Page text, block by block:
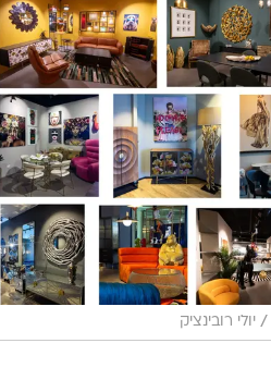
/ יולי רובינציק